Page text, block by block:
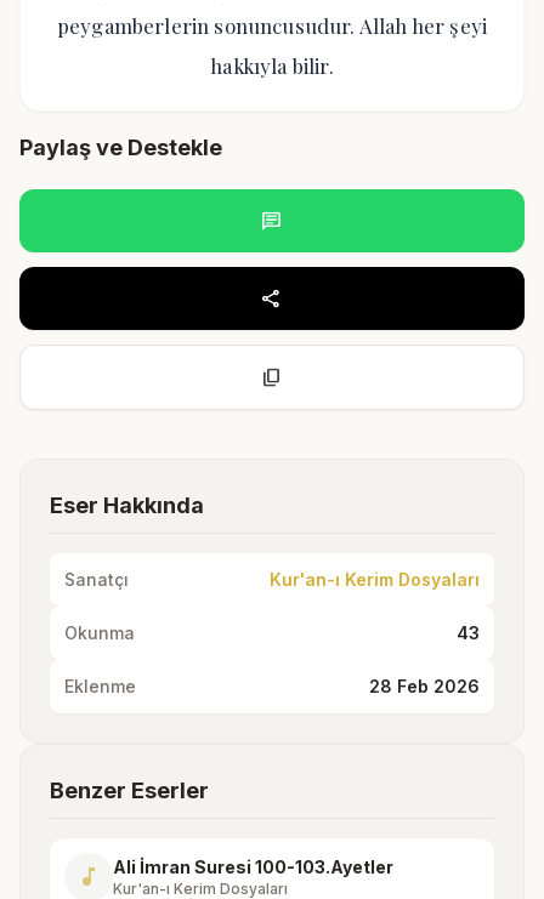
peygamberlerin sonuncusudur. Allah her şeyi
hakkıyla bilir.
Paylaş ve Destekle
chat
share
content_copy
Eser Hakkında
Sanatçı Kur'an-ı Kerim Dosyaları
Okunma 43
Eklenme 28 Feb 2026
Benzer Eserler
music_note Ali İmran Suresi 100-103.Ayetler
Kur'an-ı Kerim Dosyaları